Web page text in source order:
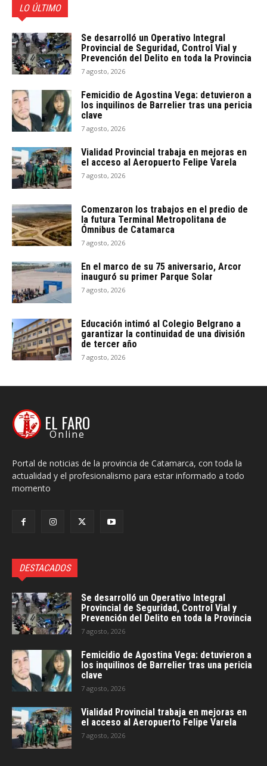
LO ÚLTIMO
Se desarrolló un Operativo Integral
Provincial de Seguridad, Control Vial y
Prevención del Delito en toda la Provincia
7 agosto, 2026
Femicidio de Agostina Vega: detuvieron a
los inquilinos de Barrelier tras una pericia
clave
7 agosto, 2026
Vialidad Provincial trabaja en mejoras en
el acceso al Aeropuerto Felipe Varela
7 agosto, 2026
Comenzaron los trabajos en el predio de
la futura Terminal Metropolitana de
Ómnibus de Catamarca
7 agosto, 2026
En el marco de su 75 aniversario, Arcor
inauguró su primer Parque Solar
7 agosto, 2026
Educación intimó al Colegio Belgrano a
garantizar la continuidad de una división
de tercer año
7 agosto, 2026
EL FARO
Online
Portal de noticias de la provincia de Catamarca, con toda la
actualidad y el profesionalismo para estar informado a todo
momento
DESTACADOS
Se desarrolló un Operativo Integral
Provincial de Seguridad, Control Vial y
Prevención del Delito en toda la Provincia
7 agosto, 2026
Femicidio de Agostina Vega: detuvieron a
los inquilinos de Barrelier tras una pericia
clave
7 agosto, 2026
Vialidad Provincial trabaja en mejoras en
el acceso al Aeropuerto Felipe Varela
7 agosto, 2026